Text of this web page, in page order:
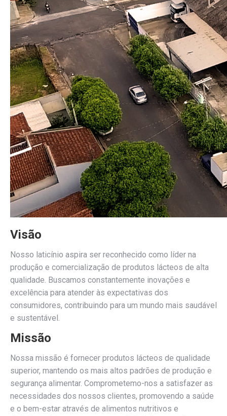
Visão
Nosso laticínio aspira ser reconhecido como líder na
produção e comercialização de produtos lácteos de alta
qualidade. Buscamos constantemente inovações e
excelência para atender às expectativas dos
consumidores, contribuindo para um mundo mais saudável
e sustentável.
Missão
Nossa missão é fornecer produtos lácteos de qualidade
superior, mantendo os mais altos padrões de produção e
segurança alimentar. Comprometemo-nos a satisfazer as
necessidades dos nossos clientes, promovendo a saúde
e o bem-estar através de alimentos nutritivos e